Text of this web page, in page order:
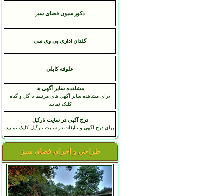
دکوراسیون فضای سبز
گلدان اداری پی وی سی
علوفه کابلي
مشاهده سایر آگهی ها
برای مشاهده سایر آگهی های مرتبط با گل و گیاه
کلیک نمایید
درج آگهی در سایت نارگیل
برای درج آگهی و تبلیغات در سایت نارگیل کلیک نمایید
طراحی و اجرای فضای سبز